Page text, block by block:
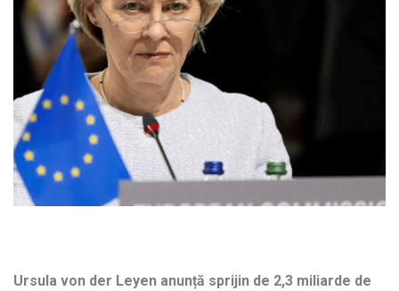
Ursula von der Leyen anunță sprijin de 2,3 miliarde de